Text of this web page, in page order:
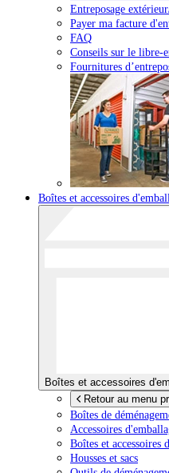
Entreposage
Payer ma facture
FAQ
Conseils sur le libre-
Fournitures
Boîtes et accessoires
Boîtes et accessoires
Retour au menu
Boîtes de
Accessoires
Boîtes et accessoires
Housses et sacs